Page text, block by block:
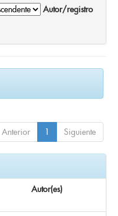
Autor/registro
Anterior 1 Siguiente
Autor(es)